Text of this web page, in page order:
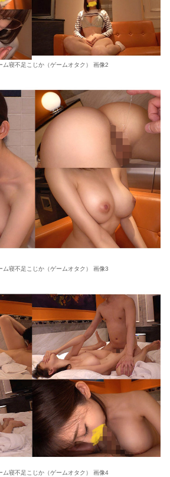
ム寝不足こじか（ゲームオタク） 画像2
ム寝不足こじか（ゲームオタク） 画像3
ム寝不足こじか（ゲームオタク） 画像4